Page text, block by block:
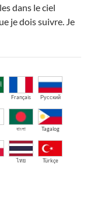
dans le ciel
je dois suivre. Je
Français Русский
বাংলা Tagalog
ไทย Türkçe